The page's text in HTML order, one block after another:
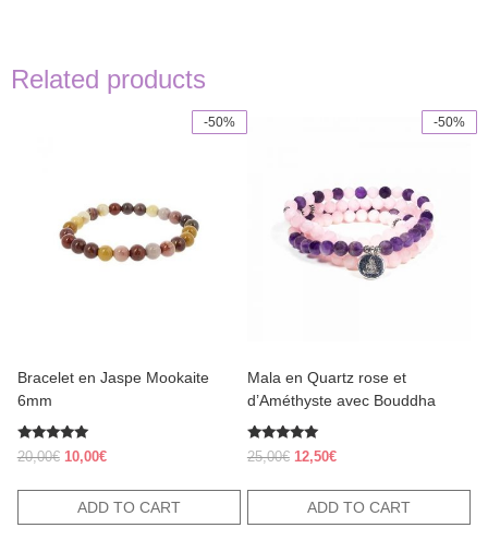
Related products
-50%
Bracelet en Jaspe Mookaite
6mm
Rated
5.00
20,00€ Original
20,00€.
10,00€Current
10,00€.
ADD TO CART
-50%
Mala en Quartz rose et
d’Améthyste avec Bouddha
Rated
5.00
25,00€ Original
25,00€.
12,50€Current
12,50€.
ADD TO CART